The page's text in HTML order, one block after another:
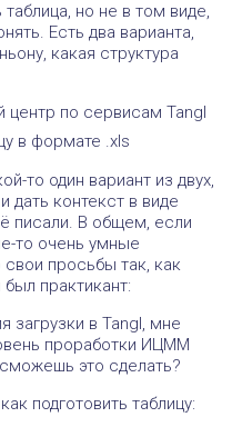
но не в том виде,
Есть два варианта,
какая структура
по сервисам Tangl
в формате .xls
то один вариант из двух,
дать контекст в виде
писали. В общем, если
то очень умные
просьбы так, как
практикант:
загрузки в Tangl, мне
проработки ИЦММ
это сделать?
подготовить таблицу: